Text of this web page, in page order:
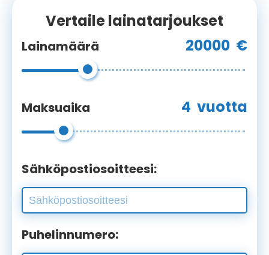
Vertaile lainatarjoukset
Lainamäärä 20000 €
Maksuaika 4 vuotta
Sähköpostiosoitteesi:
Puhelinnumero: